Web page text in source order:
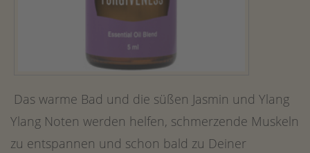
Das warme Bad und die süßen Jasmin und Ylang
Ylang Noten werden helfen, schmerzende Muskeln
zu entspannen und schon bald zu Deiner